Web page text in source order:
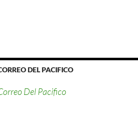
DEL PACIFICO
Del Pacifico